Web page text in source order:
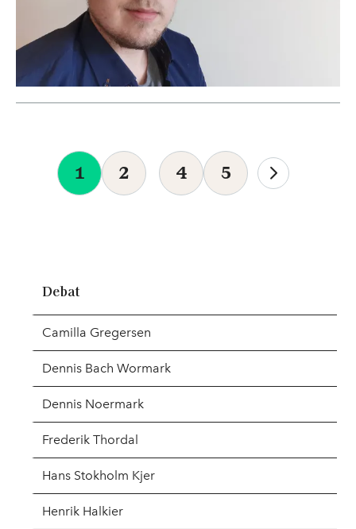
1 2 4 5
Debat
Camilla Gregersen
Dennis Bach Wormark
Dennis Noermark
Frederik Thordal
Hans Stokholm Kjer
Henrik Halkier